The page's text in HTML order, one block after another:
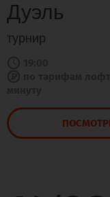
Дуэль
турнир